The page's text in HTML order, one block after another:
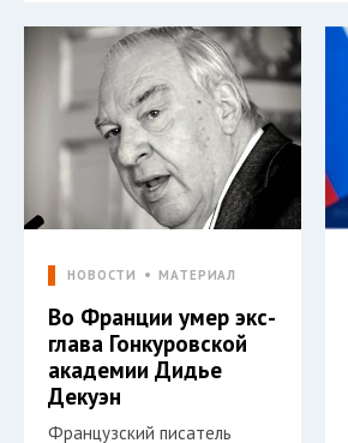
НОВОСТИ МАТЕРИАЛ
Во Франции умер экс-
глава Гонкуровской
академии Дидье
Декуэн
Французский писатель